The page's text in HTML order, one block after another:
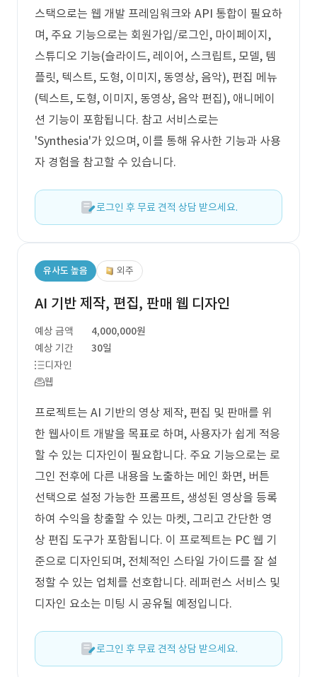
스택으로는 웹 개발 프레임워크와 API 통합이 필요하
며, 주요 기능으로는 회원가입/로그인, 마이페이지,
스튜디오 기능(슬라이드, 레이어, 스크립트, 모델, 템
플릿, 텍스트, 도형, 이미지, 동영상, 음악), 편집 메뉴
(텍스트, 도형, 이미지, 동영상, 음악 편집), 애니메이
션 기능이 포함됩니다. 참고 서비스로는
'Synthesia'가 있으며, 이를 통해 유사한 기능과 사용
자 경험을 참고할 수 있습니다.
로그인 후 무료 견적 상담 받으세요.
유사도 높음 외주
AI 기반 제작, 편집, 판매 웹 디자인
예상 금액
4,000,000원
예상 기간
30일
디자인
웹
프로젝트는 AI 기반의 영상 제작, 편집 및 판매를 위
한 웹사이트 개발을 목표로 하며, 사용자가 쉽게 적응
할 수 있는 디자인이 필요합니다. 주요 기능으로는 로
그인 전후에 다른 내용을 노출하는 메인 화면, 버튼
선택으로 설정 가능한 프롬프트, 생성된 영상을 등록
하여 수익을 창출할 수 있는 마켓, 그리고 간단한 영
상 편집 도구가 포함됩니다. 이 프로젝트는 PC 웹 기
준으로 디자인되며, 전체적인 스타일 가이드를 잘 설
정할 수 있는 업체를 선호합니다. 레퍼런스 서비스 및
디자인 요소는 미팅 시 공유될 예정입니다.
로그인 후 무료 견적 상담 받으세요.